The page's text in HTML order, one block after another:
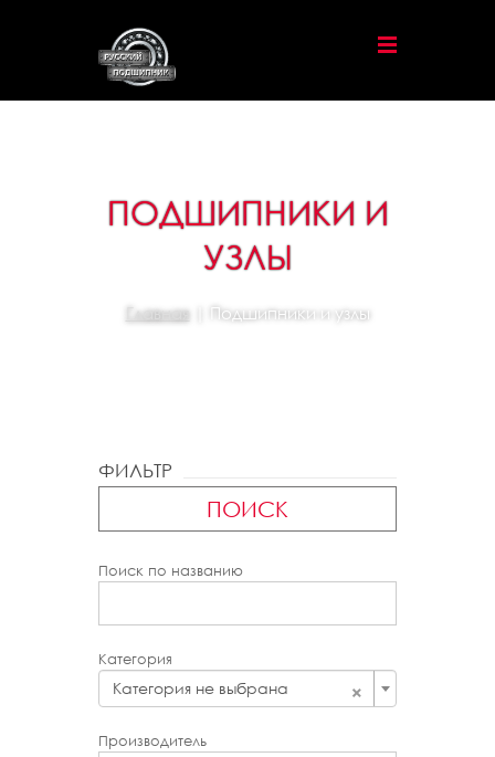
ПОДШИПНИКИ И
УЗЛЫ
Главная| Подшипники и узлы
ФИЛЬТР
ПОИСК
Поиск по названию
Категория
×
Категория не выбрана
Производитель